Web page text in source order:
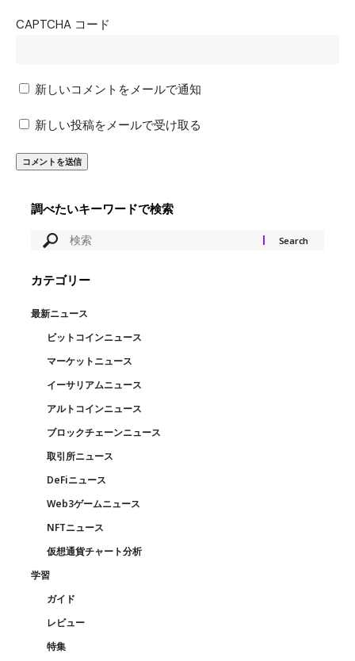
CAPTCHA コード
新しいコメントをメールで通知
新しい投稿をメールで受け取る
調べたいキーワードで検索
カテゴリー
最新ニュース
ビットコインニュース
マーケットニュース
イーサリアムニュース
アルトコインニュース
ブロックチェーンニュース
取引所ニュース
DeFiニュース
Web3ゲームニュース
NFTニュース
仮想通貨チャート分析
学習
ガイド
レビュー
特集